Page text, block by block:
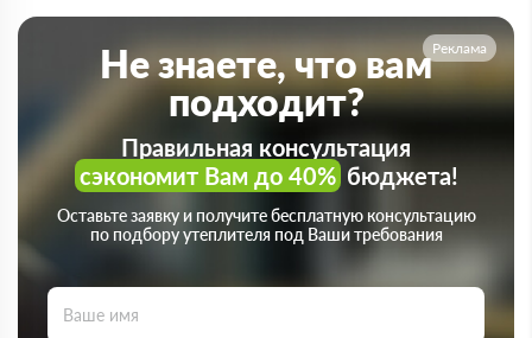
Реклама
Не знаете, что вам
подходит?
Правильная консультация
сэкономит Вам до 40%бюджета!
Оставьте заявку и получите бесплатную консультацию
по подбору утеплителя под Ваши требования